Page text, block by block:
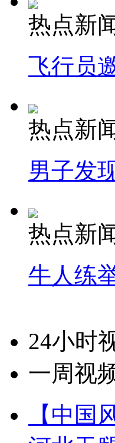
热点新
飞行员
热点新
男子发
热点新
牛人练
24小时
一周视
【中国